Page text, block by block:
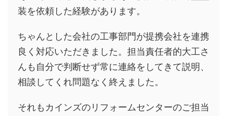
装を依頼した経験があります。
ちゃんとした会社の工事部門が提携会社を連携
良く対応いただきました。担当責任者的大工さ
んも自分で判断せず常に連絡をしてきて説明、
相談してくれ問題なく終えました。
それもカインズのリフォームセンターのご担当